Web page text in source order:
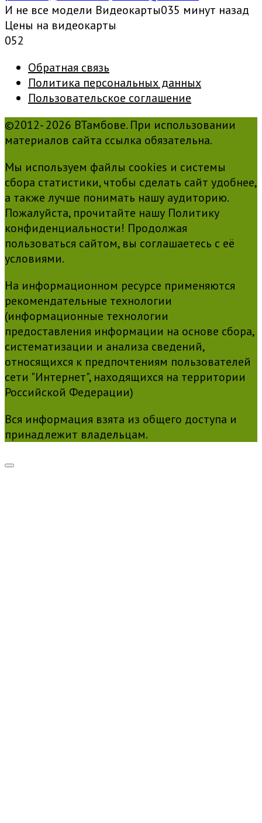
И не все модели Видеокарты035 минут назад
Цены на видеокарты
052
Обратная связь
Политика персональных данных
Пользовательское соглашение
©2012- 2026 ВТамбове. При использовании
материалов сайта ссылка обязательна.
Мы используем файлы cookies и системы
сбора статистики, чтобы сделать сайт удобнее,
а также лучше понимать нашу аудиторию.
Пожалуйста, прочитайте нашу Политику
конфиденциальности! Продолжая
пользоваться сайтом, вы соглашаетесь с её
условиями.
На информационном ресурсе применяются
рекомендательные технологии
(информационные технологии
предоставления информации на основе сбора,
систематизации и анализа сведений,
относящихся к предпочтениям пользователей
сети "Интернет", находящихся на территории
Российской Федерации)
Вся информация взята из общего доступа и
принадлежит владельцам.